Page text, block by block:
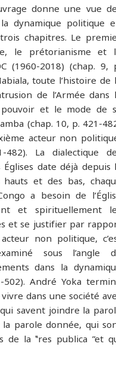
donne une vue
dynamique politique
chapitres. Le
le prétorianisme et
(1960-2018) (chap. 9,
toute l’histoire de
de l’Armée dans
et le mode de
(chap. 10, p. 421-
acteur non
482). La dialectique
date déjà depuis
et des bas,
a besoin de
et spirituellement
et se justifier par
non politique,
sous l’angle
dans la
André Yoka
dans une société
savent joindre la
parole donnée, qui
de la ‟res publica ”et